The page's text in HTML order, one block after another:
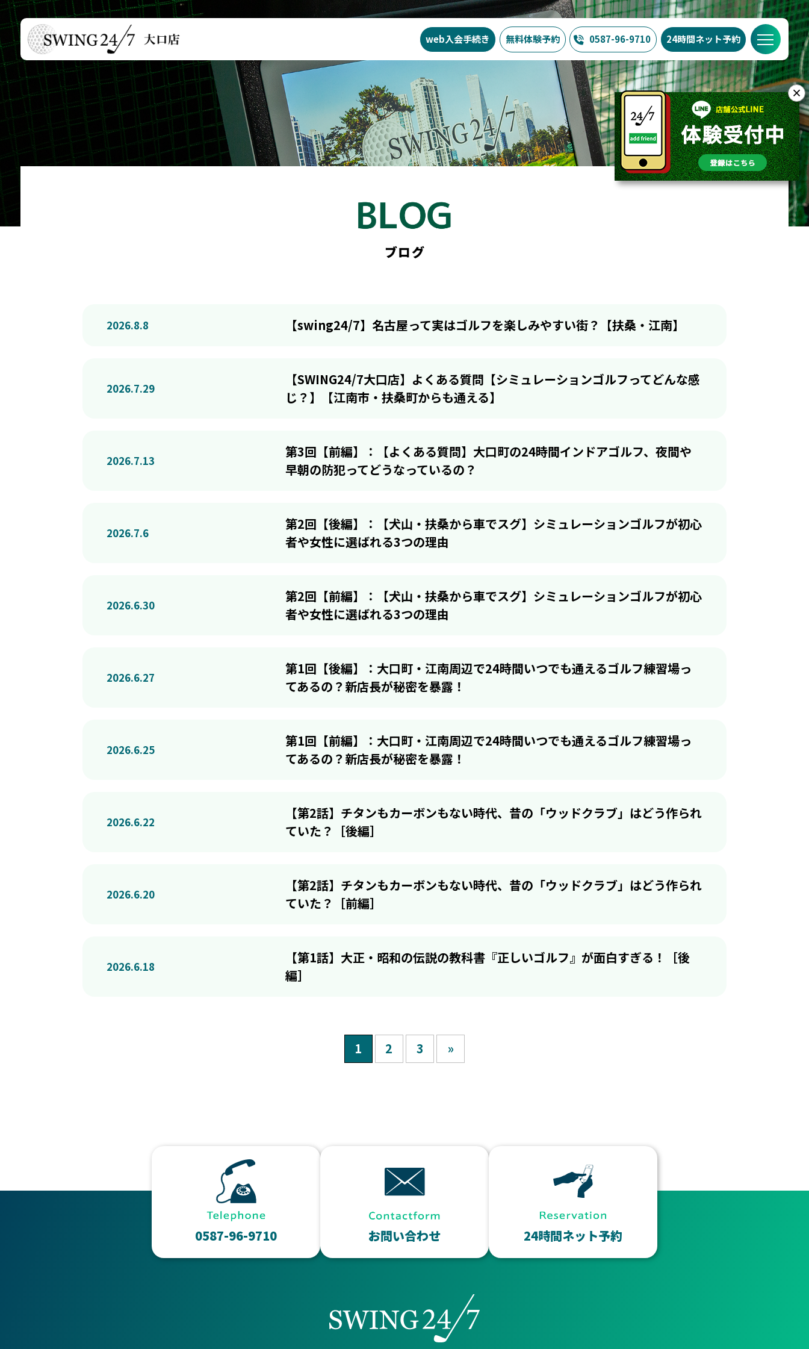
SWING24/7とは？ SWING24/7の特徴 料金 ブログ FAQ 店舗概要
web入会手続き 無料体験予約 0587-96-9710 24時間ネット予約
ブログ
2026.8.8 【swing24/7】名古屋って実はゴルフを楽しみやすい街？【扶桑・江南】
2026.7.29
【SWING24/7大口店】よくある質問【シミュレーションゴルフってどんな感
じ？】【江南市・扶桑町からも通える】
2026.7.13
第3回【前編】：【よくある質問】大口町の24時間インドアゴルフ、夜間や
早朝の防犯ってどうなっているの？
2026.7.6
第2回【後編】：【犬山・扶桑から車でスグ】シミュレーションゴルフが初心
者や女性に選ばれる3つの理由
2026.6.30
第2回【前編】：【犬山・扶桑から車でスグ】シミュレーションゴルフが初心
者や女性に選ばれる3つの理由
2026.6.27
第1回【後編】：大口町・江南周辺で24時間いつでも通えるゴルフ練習場っ
てあるの？新店長が秘密を暴露！
2026.6.25
第1回【前編】：大口町・江南周辺で24時間いつでも通えるゴルフ練習場っ
てあるの？新店長が秘密を暴露！
2026.6.22
【第2話】チタンもカーボンもない時代、昔の「ウッドクラブ」はどう作られ
ていた？［後編］
2026.6.20
【第2話】チタンもカーボンもない時代、昔の「ウッドクラブ」はどう作られ
ていた？［前編］
2026.6.18
【第1話】大正・昭和の伝説の教科書『正しいゴルフ』が面白すぎる！［後
編］
1 2 3 »
0587-96-9710 お問い合わせ 24時間ネット予約
×